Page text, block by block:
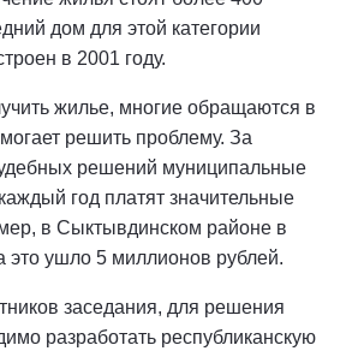
дом для этой категории
в 2001 году.
жилье, многие обращаются в
решить проблему. За
решений муниципальные
год платят значительные
в Сыктывдинском районе в
это ушло 5 миллионов рублей.
заседания, для решения
разработать республиканскую